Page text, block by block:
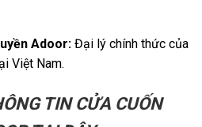
Adoor: Đại lý chính thức của
Việt Nam.
TIN CỬA CUỐN